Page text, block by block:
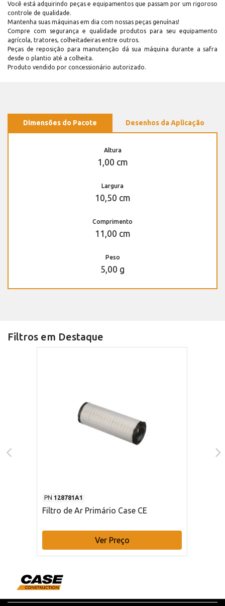
Você está adquirindo peças e equipamentos que passam por um rigoroso
controle de qualidade.
Mantenha suas máquinas em dia com nossas peças genuínas!
Compre com segurança e qualidade produtos para seu equipamento
agrícola, tratores, colheitadeiras entre outros.
Peças de reposição para manutenção dá sua máquina durante a safra
desde o plantio até a colheita.
Produto vendido por concessionário autorizado.
Dimensões do Pacote Desenhos da Aplicação
Altura
1,00 cm
Largura
10,50 cm
Comprimento
11,00 cm
Peso
5,00 g
Filtros em Destaque
PN 128781A1
Filtro de Ar Primário Case CE
Ver Preço